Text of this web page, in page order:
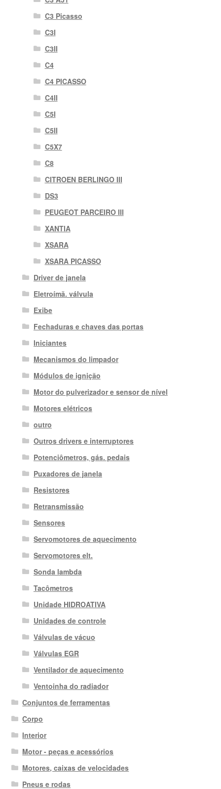
C3 Picasso
C3I
C3II
C4
C4 PICASSO
C4II
C5I
C5II
C5X7
C8
CITROEN BERLINGO III
DS3
PEUGEOT PARCEIRO III
XANTIA
XSARA
XSARA PICASSO
Driver de janela
Eletroímã. válvula
Exibe
Fechaduras e chaves das portas
Iniciantes
Mecanismos do limpador
Módulos de ignição
Motor do pulverizador e sensor de nível
Motores elétricos
outro
Outros drivers e interruptores
Potenciômetros, gás. pedais
Puxadores de janela
Resistores
Retransmissão
Sensores
Servomotores de aquecimento
Servomotores elt.
Sonda lambda
Tacômetros
Unidade HIDROATIVA
Unidades de controle
Válvulas de vácuo
Válvulas EGR
Ventilador de aquecimento
Ventoinha do radiador
Conjuntos de ferramentas
Corpo
Interior
Motor - peças e acessórios
Motores, caixas de velocidades
Pneus e rodas